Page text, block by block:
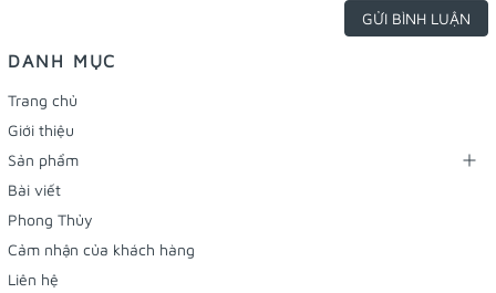
GỬI BÌNH LUẬN
DANH MỤC
Trang chủ
Giới thiệu
Sản phẩm
Bài viết
Phong Thủy
Cảm nhận của khách hàng
Liên hệ